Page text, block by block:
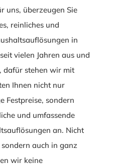
uns, überzeugen Sie
reinliches und
in
vielen Jahren aus und
dafür stehen wir mit
Ihnen nicht nur
Festpreise, sondern
und umfassende
an. Nicht
auch in ganz
wir keine